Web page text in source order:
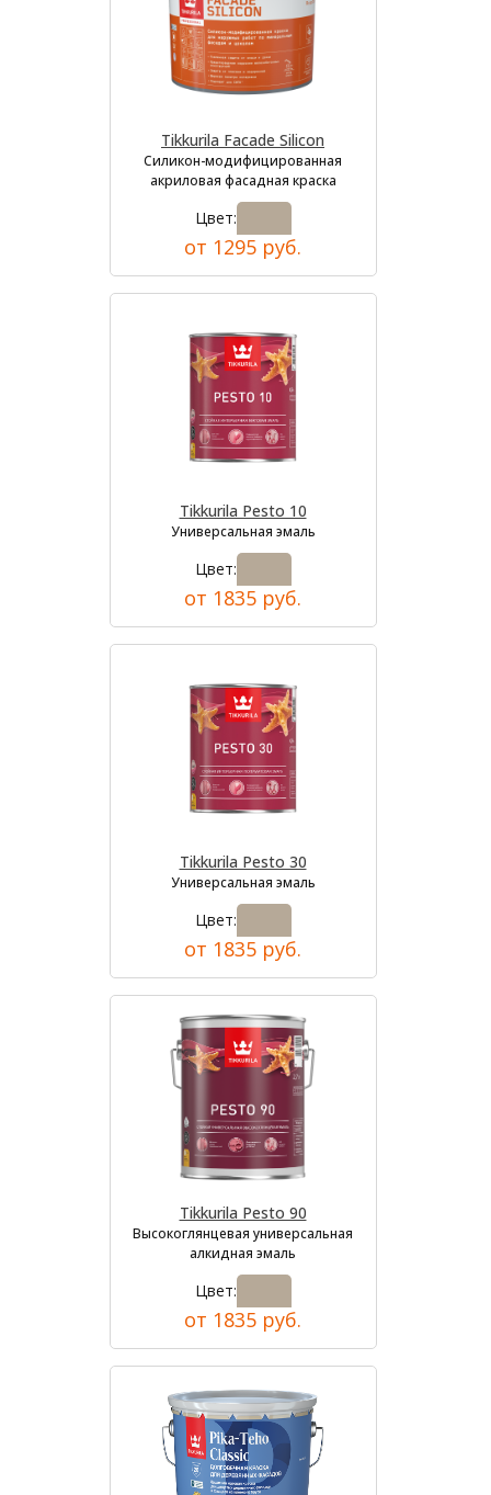
Tikkurila Facade Silicon
Силикон-модифицированная
акриловая фасадная краска
Цвет:
от 1295 руб.
Tikkurila Pesto 10
Универсальная эмаль
Цвет:
от 1835 руб.
Tikkurila Pesto 30
Универсальная эмаль
Цвет:
от 1835 руб.
Tikkurila Pesto 90
Высокоглянцевая универсальная
алкидная эмаль
Цвет:
от 1835 руб.